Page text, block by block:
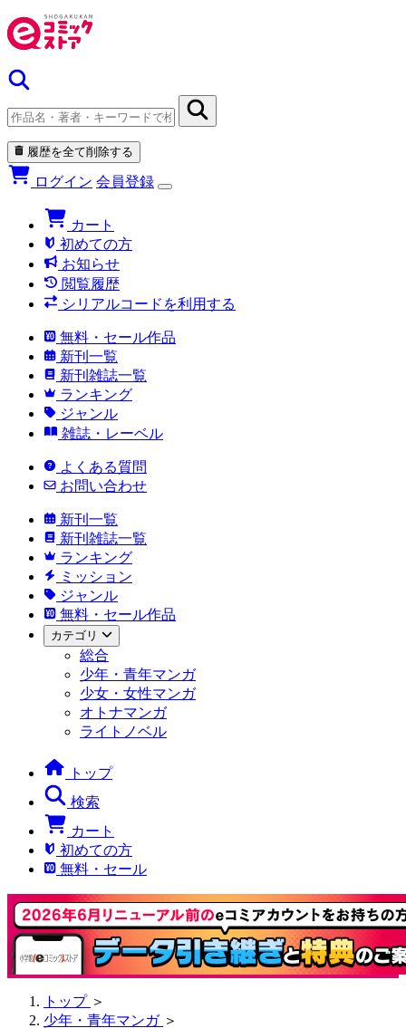
履歴を全て削除する
ログイン 会員登録
カート
初めての方
お知らせ
閲覧履歴
シリアルコードを利用する
無料・セール作品
新刊一覧
新刊雑誌一覧
ランキング
ジャンル
雑誌・レーベル
よくある質問
お問い合わせ
新刊一覧
新刊雑誌一覧
ランキング
ミッション
ジャンル
無料・セール作品
カテゴリ
総合
少年・青年マンガ
少女・女性マンガ
オトナマンガ
ライトノベル
トップ
検索
カート
初めての方
無料・セール
トップ ＞
少年・青年マンガ ＞